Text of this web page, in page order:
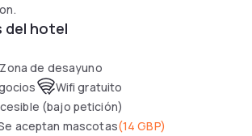
del hotel
Zona de desayuno
Wifi gratuito
(bajo petición)
aceptan mascotas(14 GBP)